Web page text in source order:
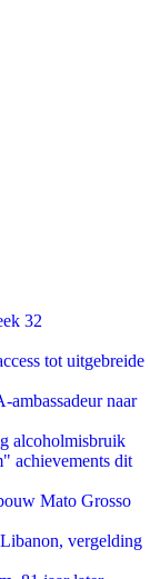
32
tot uitgebreide
naar
alcoholmisbruik
achievements dit
Mato Grosso
vergelding